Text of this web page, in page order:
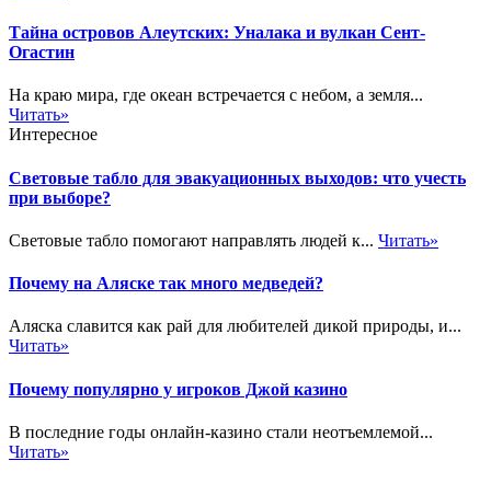
Тайна островов Алеутских: Уналака и вулкан Сент-
Огастин
На краю мира, где океан встречается с небом, а земля...
Читать»
Интересное
Световые табло для эвакуационных выходов: что учесть
при выборе?
Световые табло помогают направлять людей к... Читать»
Почему на Аляске так много медведей?
Аляска славится как рай для любителей дикой природы, и...
Читать»
Почему популярно у игроков Джой казино
В последние годы онлайн-казино стали неотъемлемой...
Читать»